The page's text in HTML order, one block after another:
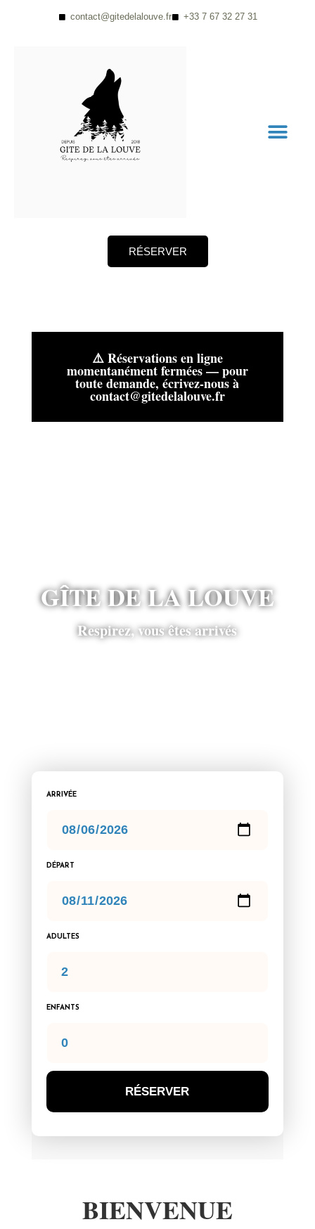
contact@gitedelalouve.fr +33 7 67 32 27 31
RÉSERVER
⚠️ Réservations en ligne
momentanément fermées — pour
toute demande, écrivez-nous à
contact@gitedelalouve.fr
GÎTE DE LA LOUVE
Respirez, vous êtes arrivés
ARRIVÉE
DÉPART
ADULTES
ENFANTS
RÉSERVER
BIENVENUE